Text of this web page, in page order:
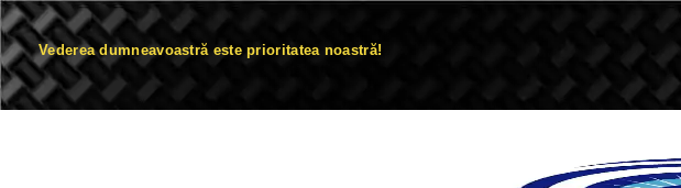
Vederea dumneavoastră este prioritatea noastră!